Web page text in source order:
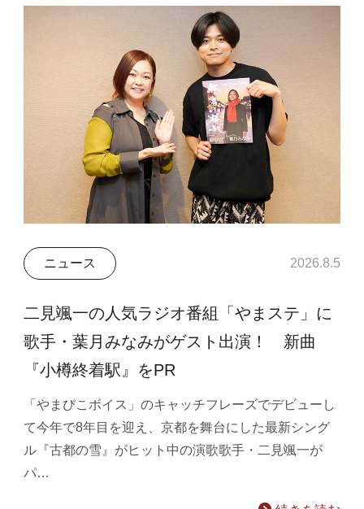
ニュース 2026.8.5
二見颯一の人気ラジオ番組「やまステ」に
歌手・葉月みなみがゲスト出演！ 新曲
『小樽終着駅』をPR
「やまびこボイス」のキャッチフレーズでデビューし
て今年で8年目を迎え、京都を舞台にした最新シング
ル『古都の雪』がヒット中の演歌歌手・二見颯一が
パ…